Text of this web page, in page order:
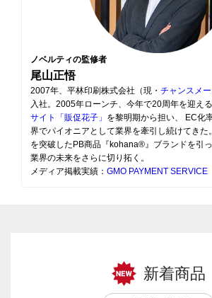
ノベルティの監修者
尾山正悟
2007年、平林印刷株式会社（現・ チャンスメ
入社。2005年ローンチ、今年で20周年を迎える
サイト「販促花子」 を黎明期から担い、 EC化
界でパイオニアとして業界を牽引し続けてきた
を突破したPB商品『kohana®』ブランドを引
業界の未来をさらに切り拓く。
メディア掲載実績： GMO PAYMENT SERVICE
新着商品